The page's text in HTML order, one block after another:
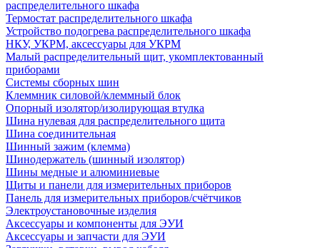
распределительного шкафа
Термостат распределительного шкафа
Устройство подогрева распределительного шкафа
НКУ, УКРМ, аксессуары для УКРМ
Малый распределительный щит, укомплектованный
приборами
Системы сборных шин
Клеммник силовой/клеммный блок
Опорный изолятор/изолирующая втулка
Шина нулевая для распределительного щита
Шина соединительная
Шинный зажим (клемма)
Шинодержатель (шинный изолятор)
Шины медные и алюминиевые
Щиты и панели для измерительных приборов
Панель для измерительных приборов/счётчиков
Электроустановочные изделия
Аксессуары и компоненты для ЭУИ
Аксессуары и запчасти для ЭУИ